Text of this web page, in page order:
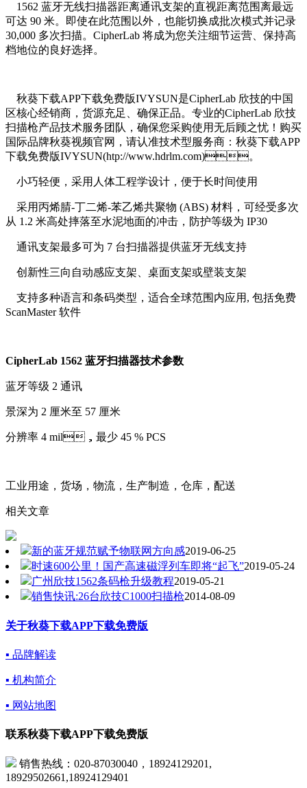
1562 蓝牙无线扫描器距离通讯支架的直视距离范围离最远
可达 90 米。即使在此范围以外，也能切换成批次模式并记录
30,000 多次扫描。CipherLab 将成为您关注细节运营、保持高
档地位的良好选择。
秋葵下载APP下载免费版IVYSUN是CipherLab 欣技的中国
区核心经销商，货源充足、确保正品。专业的CipherLab 欣技
扫描枪产品技术服务团队，确保您采购使用无后顾之忧！购买
国际品牌秋葵视频官网，请认准技术型服务商：秋葵下载APP
下载免费版IVYSUN(htp://www.hdrlm.com)。
小巧轻便，采用人体工程学设计，便于长时间使用
采用丙烯腈-丁二烯-苯乙烯共聚物 (ABS) 材料，可经受多次
从 1.2 米高处摔落至水泥地面的冲击，防护等级为 IP30
通讯支架最多可为 7 台扫描器提供蓝牙无线支持
创新性三向自动感应支架、桌面支架或壁装支架
支持多种语言和条码类型，适合全球范围内应用, 包括免费
ScanMaster 软件
CipherLab 1562 蓝牙扫描器技术参数
蓝牙等级 2 通讯
景深为 2 厘米至 57 厘米
分辨率 4 mil，最少 45 % PCS
工业用途，货场，物流，生产制造，仓库，配送
相关文章
新的蓝牙规范赋予物联网方向感2019-06-25
时速600公里！国产高速磁浮列车即将“起飞”2019-05-24
广州欣技1562条码枪升级教程2019-05-21
销售快讯:26台欣技C1000扫描枪2014-08-09
关于秋葵下载APP下载免费版
▪ 品牌解读
▪ 机构简介
▪ 网站地图
联系秋葵下载APP下载免费版
销售热线：020-87030040，18924129201,
18929502661,18924129401